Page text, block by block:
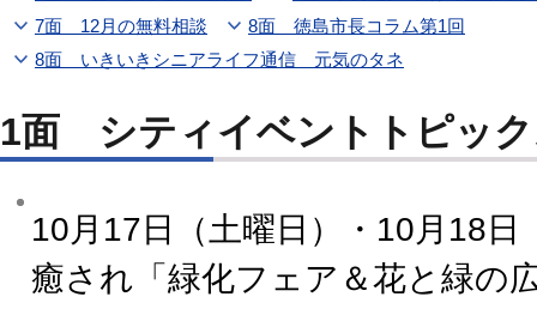
7面 12月の無料相談
8面 徳島市長コラム第1回
8面 いきいきシニアライフ通信 元気のタネ
1面 シティイベントトピッ
10月17日（土曜日）・10月18日
癒され「緑化フェア＆花と緑の